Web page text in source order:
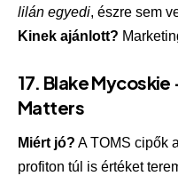
lilán egyedi, észre sem
Kinek ajánlott?
17. Blake
Matters
Miért jó? A TOMS cipők
profiton túl is értéket